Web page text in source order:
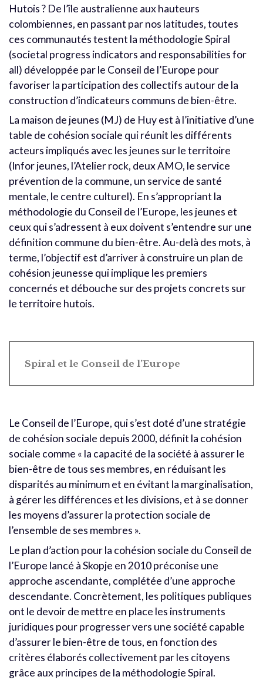
Hutois ? De l’île australienne aux hauteurs
colombiennes, en passant par nos latitudes, toutes
ces communautés testent la méthodologie Spiral
(societal progress indicators and responsabilities for
all) développée par le Conseil de l’Europe pour
favoriser la participation des collectifs autour de la
construction d’indicateurs communs de bien-être.
La maison de jeunes (MJ) de Huy est à l’initiative d’une
table de cohésion sociale qui réunit les différents
acteurs impliqués avec les jeunes sur le territoire
(Infor jeunes, l’Atelier rock, deux AMO, le service
prévention de la commune, un service de santé
mentale, le centre culturel). En s’appropriant la
méthodologie du Conseil de l’Europe, les jeunes et
ceux qui s’adressent à eux doivent s’entendre sur une
définition commune du bien-être. Au-delà des mots, à
terme, l’objectif est d’arriver à construire un plan de
cohésion jeunesse qui implique les premiers
concernés et débouche sur des projets concrets sur
le territoire hutois.
Spiral et le Conseil de l’Europe
Le Conseil de l’Europe, qui s’est doté d’une stratégie
de cohésion sociale depuis 2000, définit la cohésion
sociale comme « la capacité de la société à assurer le
bien-être de tous ses membres, en réduisant les
disparités au minimum et en évitant la marginalisation,
à gérer les différences et les divisions, et à se donner
les moyens d’assurer la protection sociale de
l’ensemble de ses membres ».
Le plan d’action pour la cohésion sociale du Conseil de
l’Europe lancé à Skopje en 2010 préconise une
approche ascendante, complétée d’une approche
descendante. Concrètement, les politiques publiques
ont le devoir de mettre en place les instruments
juridiques pour progresser vers une société capable
d’assurer le bien-être de tous, en fonction des
critères élaborés collectivement par les citoyens
grâce aux principes de la méthodologie Spiral.